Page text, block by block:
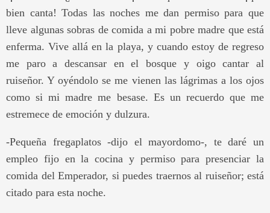
bien canta! Todas las noches me dan permiso para que
lleve algunas sobras de comida a mi pobre madre que está
enferma. Vive allá en la playa, y cuando estoy de regreso
me paro a descansar en el bosque y oigo cantar al
ruiseñor. Y oyéndolo se me vienen las lágrimas a los ojos
como si mi madre me besase. Es un recuerdo que me
estremece de emoción y dulzura.
-Pequeña fregaplatos -dijo el mayordomo-, te daré un
empleo fijo en la cocina y permiso para presenciar la
comida del Emperador, si puedes traernos al ruiseñor; está
citado para esta noche.